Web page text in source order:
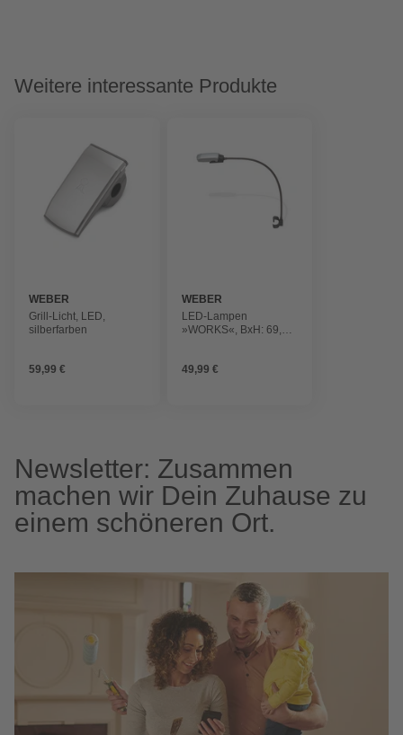
Weitere interessante Produkte
WEBER
Grill-Licht, LED,
silberfarben
59,99 €
WEBER
LED-Lampen
»WORKS«, BxH: 69,5 x
49,99 €
Newsletter: Zusammen
machen wir Dein Zuhause zu
einem schöneren Ort.